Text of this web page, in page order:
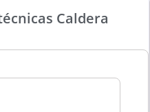
Caldera